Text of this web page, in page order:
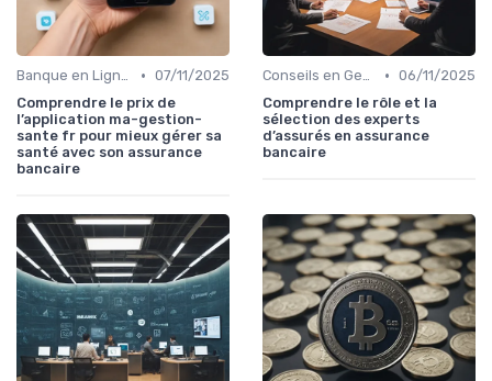
Banque en Ligne et Mobile • 07/11/2025
Comprendre le prix de
l’application ma-gestion-
sante fr pour mieux gérer sa
santé avec son assurance
bancaire
Conseils en Gestion de Patrimoine • 06/11/2025
Comprendre le rôle et la
sélection des experts
d’assurés en assurance
bancaire